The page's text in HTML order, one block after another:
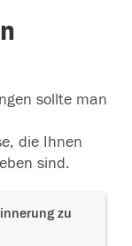
sollte man
die Ihnen
sind.
zu